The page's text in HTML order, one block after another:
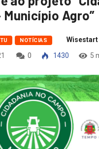
Agro”
NOTÍCIAS
Wisestart
0 1430 5